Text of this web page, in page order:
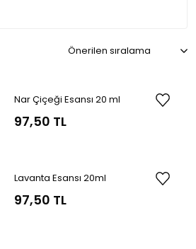
Nar Çiçeği Esansı 20 ml
97,50 TL
Lavanta Esansı 20ml
97,50 TL